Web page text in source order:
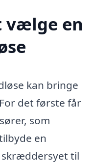
vælge en
kan bringe
det første får
som
en
skræddersyet til